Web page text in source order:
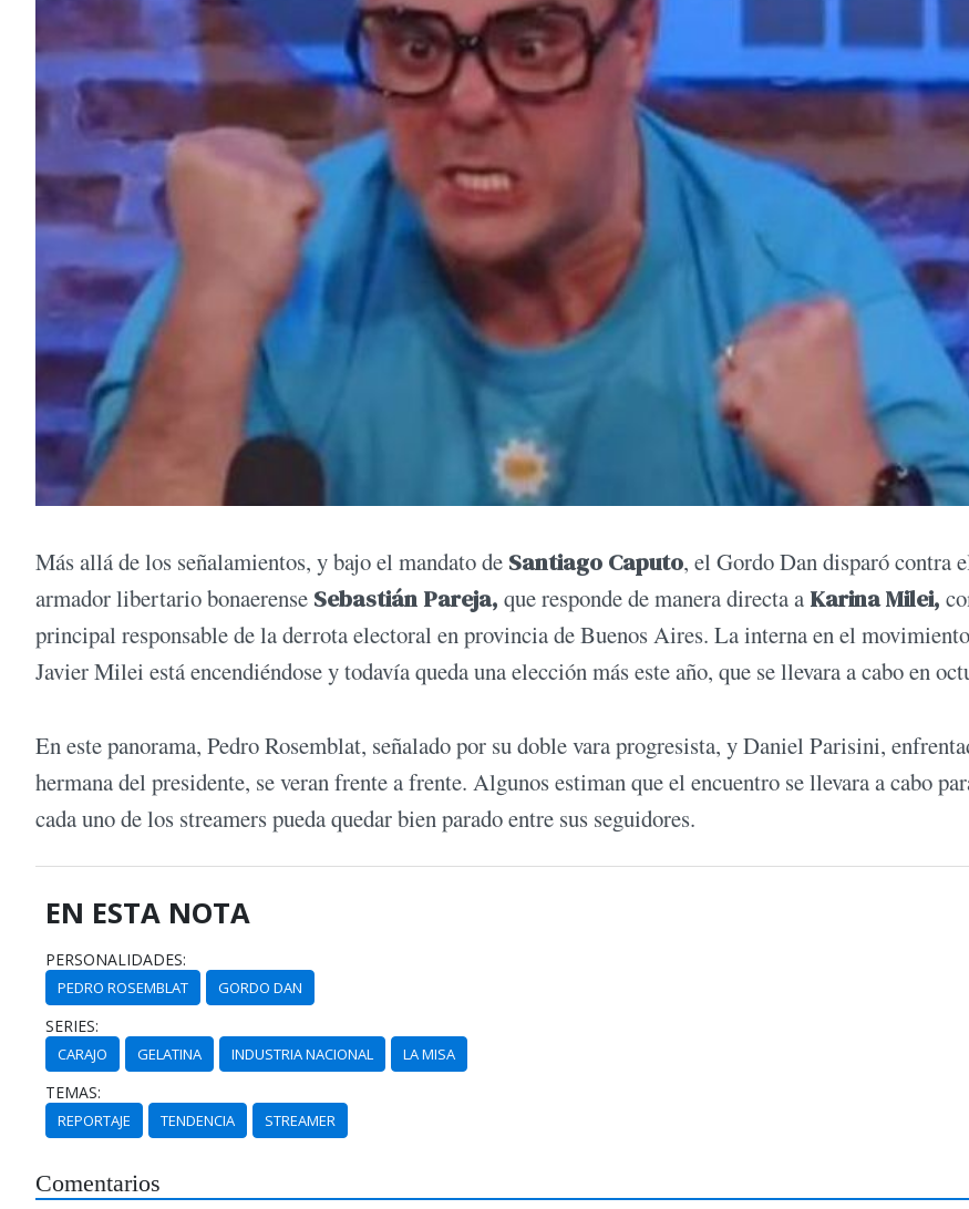
Más allá de los señalamientos, y bajo el mandato de Santiago Caputo, el Gordo Dan disparó contra
armador libertario bonaerense Sebastián Pareja, que responde de manera directa a Karina Milei,
principal responsable de la derrota electoral en provincia de Buenos Aires. La interna en el
Javier Milei está encendiéndose y todavía queda una elección más este año, que se llevara a cabo en
En este panorama, Pedro Rosemblat, señalado por su doble vara progresista, y Daniel Parisini,
hermana del presidente, se veran frente a frente. Algunos estiman que el encuentro se llevara a cabo
cada uno de los streamers pueda quedar bien parado entre sus seguidores.
EN ESTA NOTA
PERSONALIDADES:
PEDRO ROSEMBLAT GORDO DAN
SERIES:
CARAJO GELATINA INDUSTRIA NACIONAL LA MISA
TEMAS:
REPORTAJE TENDENCIA STREAMER
Comentarios